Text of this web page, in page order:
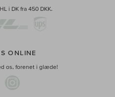
i DK fra 450 DKK.
ONLINE
os, forenet i glæde!